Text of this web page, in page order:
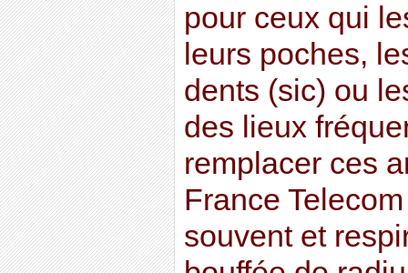
pour ceux qui
leurs poches,
dents (sic) ou
des lieux
remplacer ces
France
souvent et